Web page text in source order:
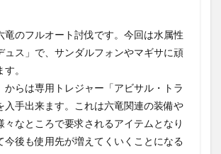
竜のフルオート討伐です。今回は水属性
ュス」で、サンダルフォンやマギサに頑
。
からは専用トレジャー「アビサル・トラ
入手出来ます。これは六竜関連の装備や
々なところで要求されるアイテムとなり
今後も使用先が増えてくいくことになる